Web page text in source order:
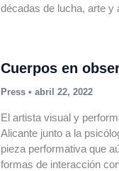
décadas de lucha, arte y
Cuerpos en
Press •abril 22, 2022
El artista visual y
Alicante junto a la
pieza performativa que
formas de interacción